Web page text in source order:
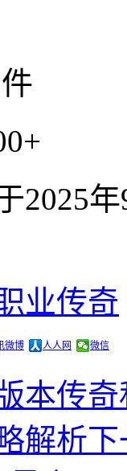
2025
业传奇
微博 人人网 微信
本传
解析